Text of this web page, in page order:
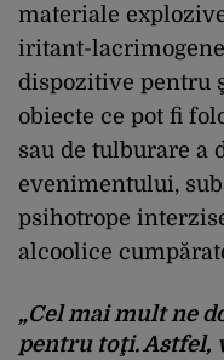
materiale
iritant-
dispozitive pentru
obiecte ce pot fi
sau de tulburare a
evenimentului,
psihotrope
alcoolice
„Cel mai mult ne
pentru toţi. Astfel,